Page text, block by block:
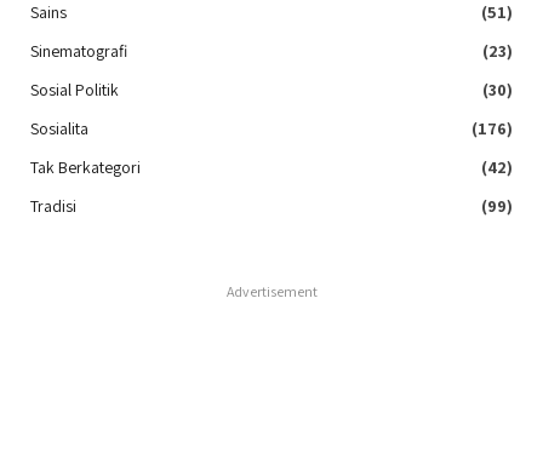
Sains
(51)
Sinematografi
(23)
Sosial Politik
(30)
Sosialita
(176)
Tak Berkategori
(42)
Tradisi
(99)
Advertisement